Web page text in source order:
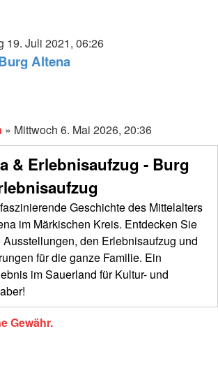
19. Juli 2021, 06:26
Altena
» Mittwoch 6. Mai 2026, 20:36
& Erlebnisaufzug - Burg
Geschichte des Mittelalters
im Märkischen Kreis. Entdecken Sie
den Erlebnisaufzug und
für die ganze Familie. Ein
im Sauerland für Kultur- und
Gewähr.